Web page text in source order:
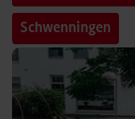
Schwenningen